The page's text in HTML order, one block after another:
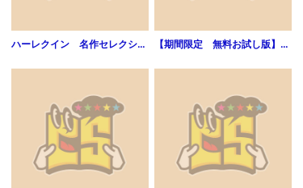
ハーレクイン 名作セレクション vol.192 【期間限定 無料お試し版】覚悟のススメ（２）